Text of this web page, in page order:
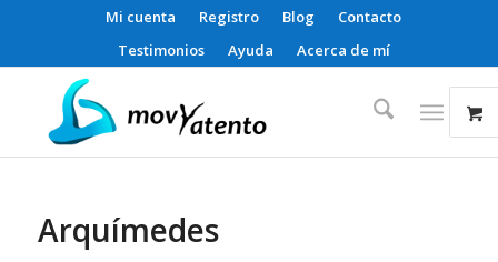
Mi cuenta Registro Blog
Contacto
Testimonios
Ayuda Acerca de mí
Arquímedes